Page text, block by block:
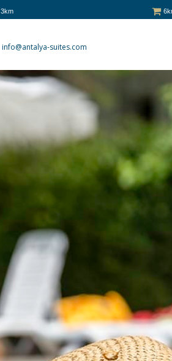
3km
info@antalya-suites.com